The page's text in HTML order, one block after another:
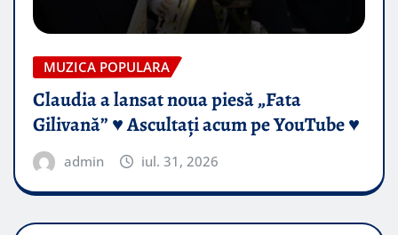
MUZICA POPULARA
Claudia a lansat noua piesă „Fata
Gilivană” ♥️ Ascultați acum pe YouTube ♥️
admin iul. 31, 2026